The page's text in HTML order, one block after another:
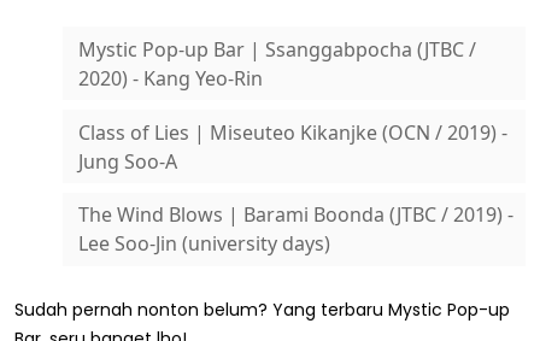
Mystic Pop-up Bar | Ssanggabpocha (JTBC /
2020) - Kang Yeo-Rin
Class of Lies | Miseuteo Kikanjke (OCN / 2019) -
Jung Soo-A
The Wind Blows | Barami Boonda (JTBC / 2019) -
Lee Soo-Jin (university days)
Sudah pernah nonton belum? Yang terbaru Mystic Pop-up